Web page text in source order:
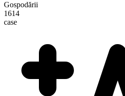
Gospodării
1614
case